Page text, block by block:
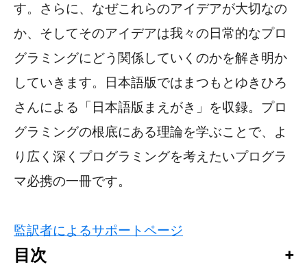
す。さらに、なぜこれらのアイデアが大切なの
か、そしてそのアイデアは我々の日常的なプロ
グラミングにどう関係していくのかを解き明か
していきます。日本語版ではまつもとゆきひろ
さんによる「日本語版まえがき」を収録。プロ
グラミングの根底にある理論を学ぶことで、よ
り広く深くプログラミングを考えたいプログラ
マ必携の一冊です。
監訳者によるサポートページ
目次